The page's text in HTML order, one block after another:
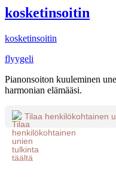
kosketinsoitin
kosketinsoitin
flyygeli
Pianonsoiton kuuleminen
harmonian elämääsi.
Tilaa henkilökohtainen